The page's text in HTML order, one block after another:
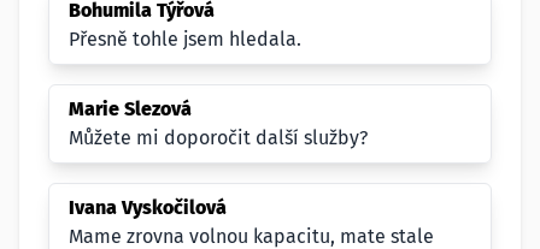
Bohumila Týřová
Přesně tohle jsem hledala.
Marie Slezová
Můžete mi doporočit další služby?
Ivana Vyskočilová
Mame zrovna volnou kapacitu, mate stale